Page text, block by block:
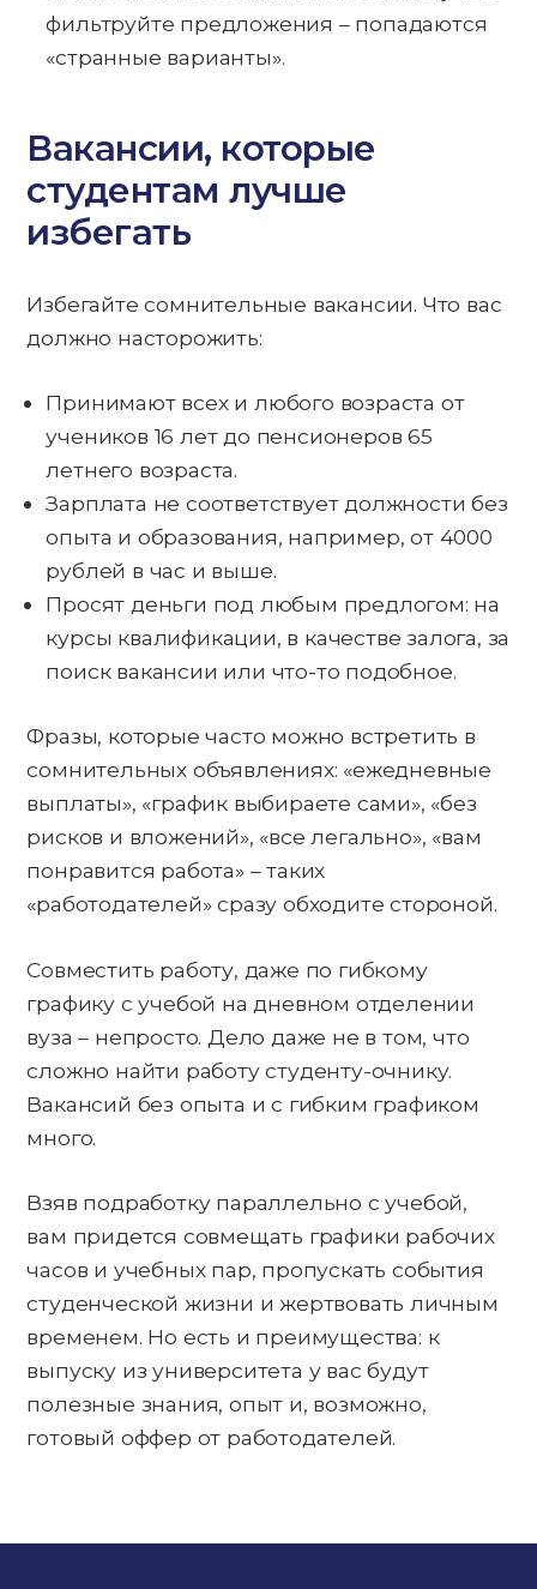
фильтруйте предложения – попадаются
«странные варианты».
Вакансии, которые
студентам лучше
избегать
Избегайте сомнительные вакансии. Что вас
должно насторожить:
Принимают всех и любого возраста от
учеников 16 лет до пенсионеров 65
летнего возраста.
Зарплата не соответствует должности без
опыта и образования, например, от 4000
рублей в час и выше.
Просят деньги под любым предлогом: на
курсы квалификации, в качестве залога, за
поиск вакансии или что-то подобное.
Фразы, которые часто можно встретить в
сомнительных объявлениях: «ежедневные
выплаты», «график выбираете сами», «без
рисков и вложений», «все легально», «вам
понравится работа» – таких
«работодателей» сразу обходите стороной.
Совместить работу, даже по гибкому
графику с учебой на дневном отделении
вуза – непросто. Дело даже не в том, что
сложно найти работу студенту-очнику.
Вакансий без опыта и с гибким графиком
много.
Взяв подработку параллельно с учебой,
вам придется совмещать графики рабочих
часов и учебных пар, пропускать события
студенческой жизни и жертвовать личным
временем. Но есть и преимущества: к
выпуску из университета у вас будут
полезные знания, опыт и, возможно,
готовый оффер от работодателей.